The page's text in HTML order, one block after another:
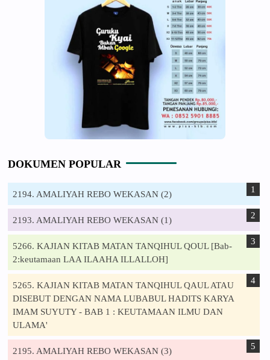
DOKUMEN POPULAR
2194. AMALIYAH REBO WEKASAN (2)
2193. AMALIYAH REBO WEKASAN (1)
5266. KAJIAN KITAB MATAN TANQIHUL QOUL [Bab-
2:keutamaan LAA ILAAHA ILLALLOH]
5265. KAJIAN KITAB MATAN TANQIHUL QAUL ATAU
DISEBUT DENGAN NAMA LUBABUL HADITS KARYA
IMAM SUYUTY - BAB 1 : KEUTAMAAN ILMU DAN
ULAMA'
2195. AMALIYAH REBO WEKASAN (3)